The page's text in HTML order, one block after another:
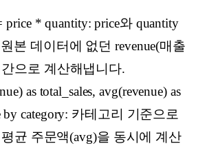
price * quantity: price와 quantity
본 데이터에 없던 revenue(매출
으로 계산해냅니다.
as total_sales, avg(revenue) as
by category: 카테고리 기준으로
균 주문액(avg)을 동시에 계산